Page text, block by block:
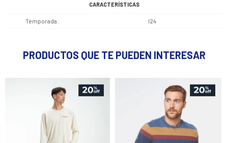
CARACTERÍSTICAS
Temporada I24
PRODUCTOS QUE TE PUEDEN INTERESAR